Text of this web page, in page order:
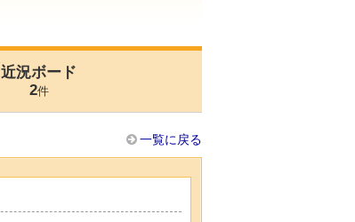
近況ボード
2件
一覧に戻る